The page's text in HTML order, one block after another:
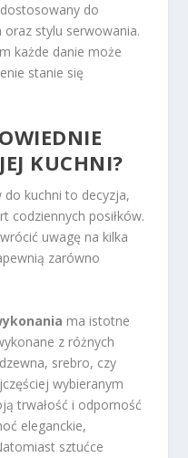
do
oraz stylu serwowania.
każde danie może
stanie się
KUCHNI?
kuchni to decyzja,
codziennych posiłków.
uwagę na kilka
zarówno
ma istotne
z różnych
srebro, czy
wybieranym
trwałość i odporność
eleganckie,
sztućce